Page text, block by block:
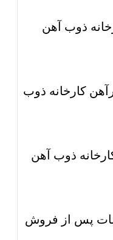
ذوب آهن
کارخانه ذوب
ذوب آهن
پس از فروش